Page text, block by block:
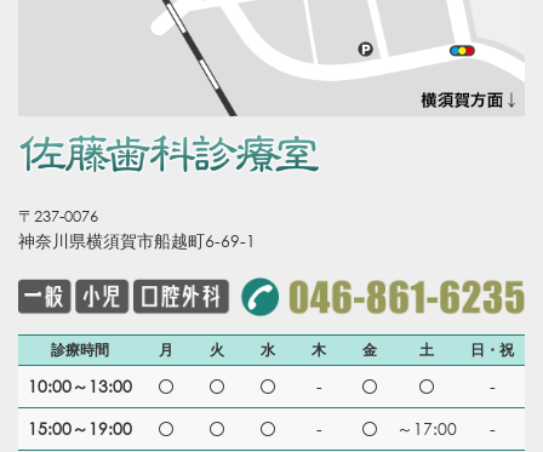
〒237-0076
神奈川県横須賀市船越町6-69-1
診療時間 月 火 水 木 金 土 日・祝
10:00～13:00 -
-
15:00～19:00
- ～17:00 -